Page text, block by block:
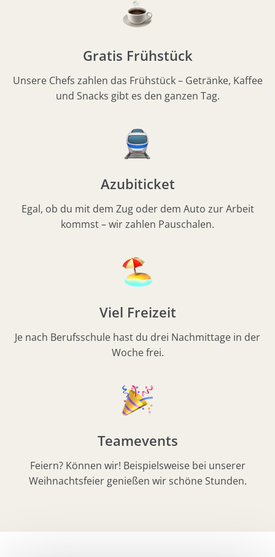
Gratis Frühstück
Unsere Chefs zahlen das Frühstück – Getränke, Kaffee
und Snacks gibt es den ganzen Tag.
Azubiticket
Egal, ob du mit dem Zug oder dem Auto zur Arbeit
kommst – wir zahlen Pauschalen.
Viel Freizeit
Je nach Berufsschule hast du drei Nachmittage in der
Woche frei.
Teamevents
Feiern? Können wir! Beispielsweise bei unserer
Weihnachtsfeier genießen wir schöne Stunden.